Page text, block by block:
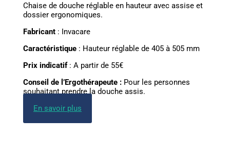
Chaise de douche réglable en hauteur avec assise et
dossier ergonomiques.
Fabricant : Invacare
Caractéristique : Hauteur réglable de 405 à 505 mm
Prix indicatif: A partir de 55€
Conseil de l’Ergothérapeute : Pour les personnes
souhaitant prendre la douche assis.
En savoir plus